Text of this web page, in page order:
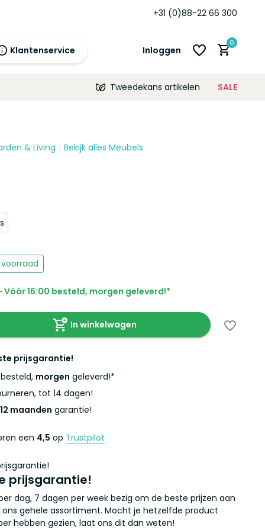
+31 (0)88-22 66 300
Klantenservice Inloggen
morgen
0
Tweedekans artikelen SALE
& Living Bekijk alles Meubels
16:00 besteld, morgen geleverd!*
In winkelwagen
prijsgarantie!
morgen geleverd!*
tot 14 dagen!
12 maanden garantie!
een 4,5 op Trustpilot
prijsgarantie!
dag, 7 dagen per week bezig om de beste prijzen aan
gehele assortiment. Mocht je hetzelfde product
hebben gezien, laat ons dit dan weten!